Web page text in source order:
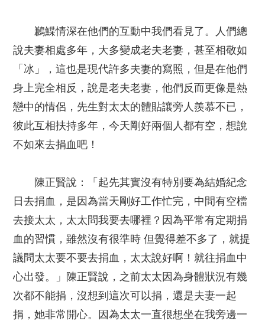
鶼鰈情深在他們的互動中我們看見了。人們總
說夫妻相處多年，大多變成老夫老妻，甚至相敬如
「冰」，這也是現代許多夫妻的寫照，但是在他們
身上完全相反，說是老夫老妻，他們反而更像是熱
戀中的情侶，先生對太太的體貼讓旁人羨慕不已，
彼此互相扶持多年，今天剛好兩個人都有空，想說
不如來去捐血吧！
陳正賢說：「起先其實沒有特別要為結婚紀念
日去捐血，是因為當天剛好工作忙完，中間有空檔
去接太太，太太問我要去哪裡？因為平常有定期捐
血的習慣，雖然沒有很準時 但覺得差不多了，就提
議問太太要不要去捐血，太太說好啊！就往捐血中
心出發。」陳正賢說，之前太太因為身體狀況有幾
次都不能捐，沒想到這次可以捐，還是夫妻一起
捐，她非常開心。因為太太一直很想坐在我旁邊一